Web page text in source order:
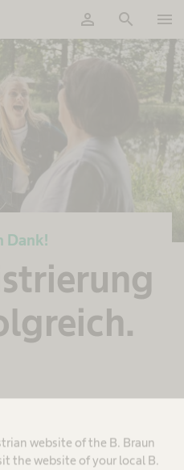
website of the B. Braun
the website of your local B.
person search menu
Dank!